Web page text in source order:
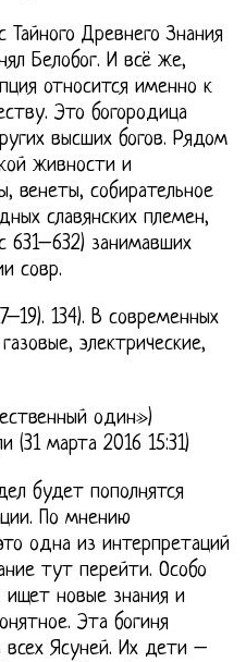
Тайного Древнего Знания
Белобог. И всё же,
относится именно к
Это богородица
высших богов. Рядом
живности и
венеты, собирательное
славянских племен,
631–632) занимавших
совр.
134). В современных
электрические,
один»)
(31 марта 2016 15:31)
будет пополнятся
По мнению
одна из интерпретаций
тут перейти. Особо
ищет новые знания и
Эта богиня
всех Ясуней. Их дети –